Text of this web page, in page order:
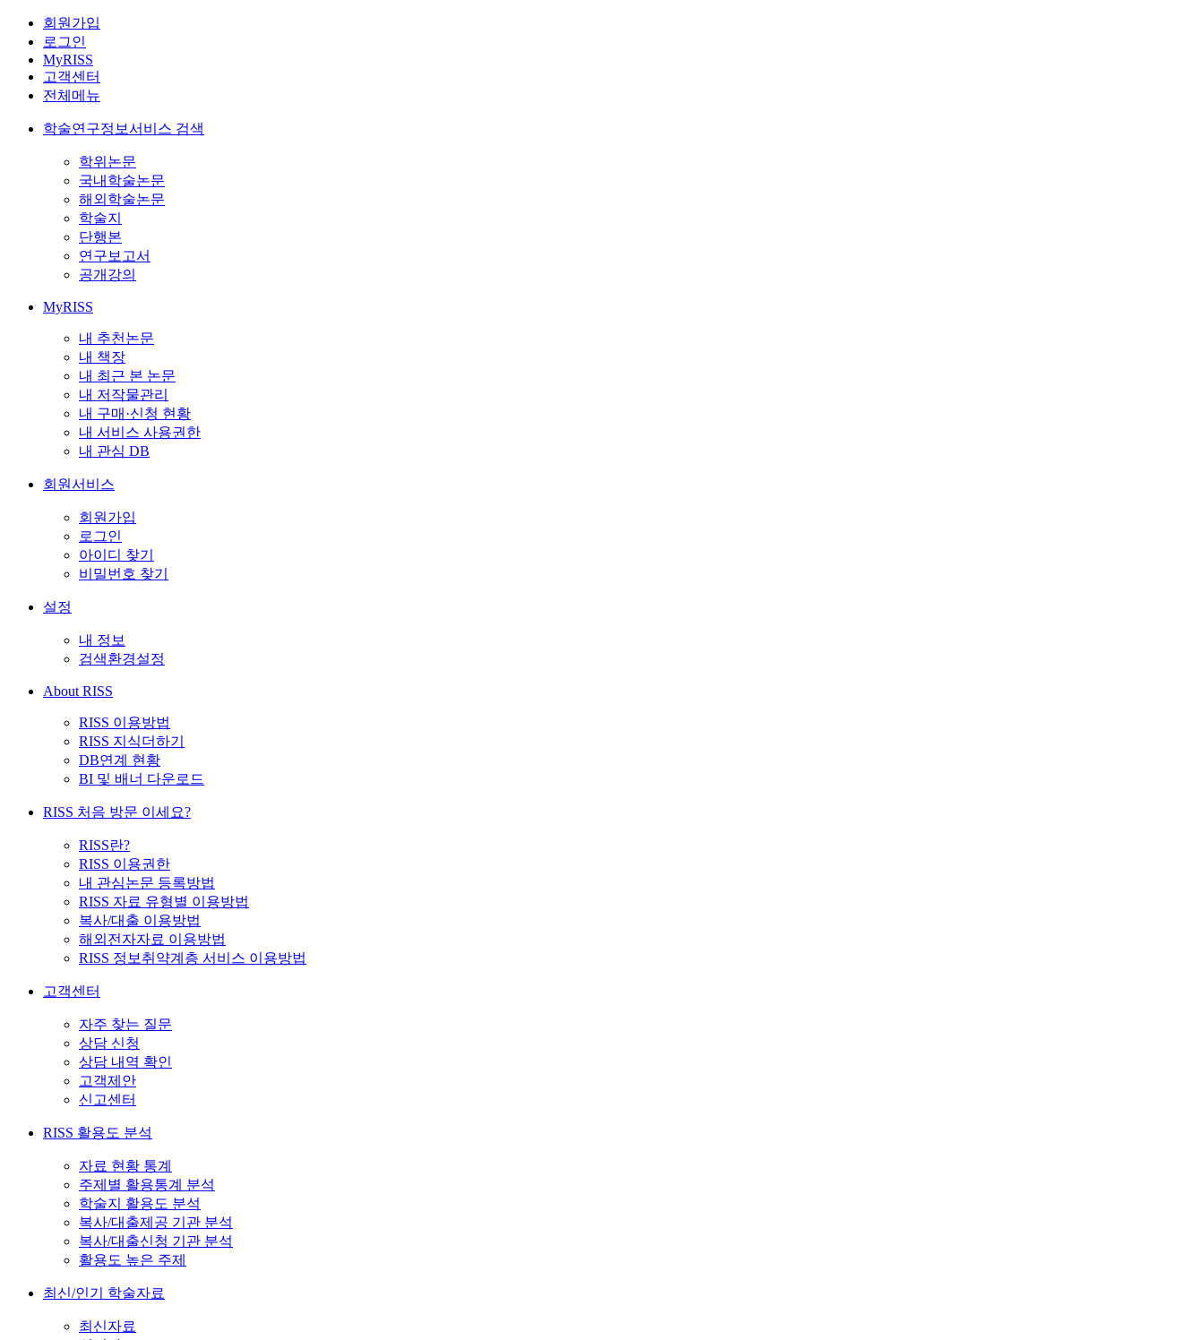
회원가입
로그인
MyRISS
고객센터
전체메뉴
학술연구정보서비스 검색
학위논문
국내학술논문
해외학술논문
학술지
단행본
연구보고서
공개강의
MyRISS
내 추천논문
내 책장
내 최근 본 논문
내 저작물관리
내 구매·신청 현황
내 서비스 사용권한
내 관심 DB
회원서비스
회원가입
로그인
아이디 찾기
비밀번호 찾기
설정
내 정보
검색환경설정
About RISS
RISS 이용방법
RISS 지식더하기
DB연계 현황
BI 및 배너 다운로드
RISS 처음 방문 이세요?
RISS란?
RISS 이용권한
내 관심논문 등록방법
RISS 자료 유형별 이용방법
복사/대출 이용방법
해외전자자료 이용방법
RISS 정보취약계층 서비스 이용방법
고객센터
자주 찾는 질문
상담 신청
상담 내역 확인
고객제안
신고센터
RISS 활용도 분석
자료 현황 통계
주제별 활용통계 분석
학술지 활용도 분석
복사/대출제공 기관 분석
복사/대출신청 기관 분석
활용도 높은 주제
최신/인기 학술자료
최신자료